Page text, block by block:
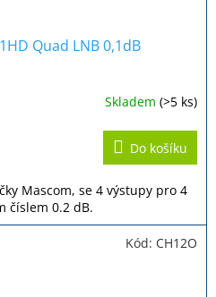
Quad LNB 0,1dB
Skladem(>5 ks)
Do košíku
Mascom, se 4 výstupy pro 4
číslem 0.2 dB.
Kód: CH12O